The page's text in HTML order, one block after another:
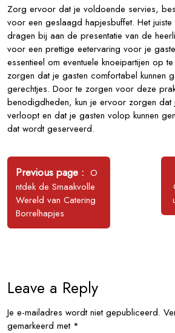
Zorg ervoor dat je voldoende servies,
voor een geslaagd hapjesbuffet. Het
dragen bij aan de presentatie van de
voor een prettige eetervaring voor je
essentieel om eventuele knoeipartijen op
zorgen dat je gasten comfortabel kunnen
gerechtjes. Door te zorgen voor deze
benodigdheden, kun je ervoor zorgen dat
verloopt en dat je gasten volop kunnen
dat wordt geserveerd.
Bericht
navigatie
Previous page
Older
Posts
O
ntdek de Smaakvolle
Wereld van Catering
Borrelhapjes
Leave a Reply
Je e-mailadres wordt niet gepubliceerd.
gemarkeerd met *